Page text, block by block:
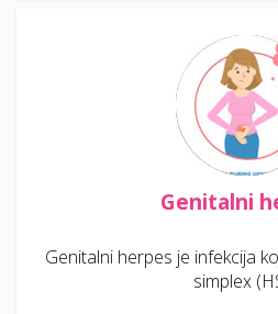
Genitalni
Genitalni herpes je infekcija
simplex